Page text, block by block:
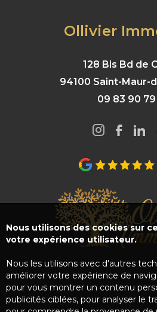
Ollivier
128 Bis Bd de
94100 Saint-Maur-
09 83 90
Nous utilisons des cookies sur
votre expérience utilisateur.
Nous les utilisons avec d'autres
améliorer votre expérience de
pour vous montrer un contenu
publicités ciblées, pour analyser le